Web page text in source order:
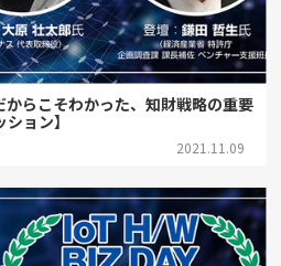
らこそわかった、知財戦略の重要
ョン】
2021.11.09